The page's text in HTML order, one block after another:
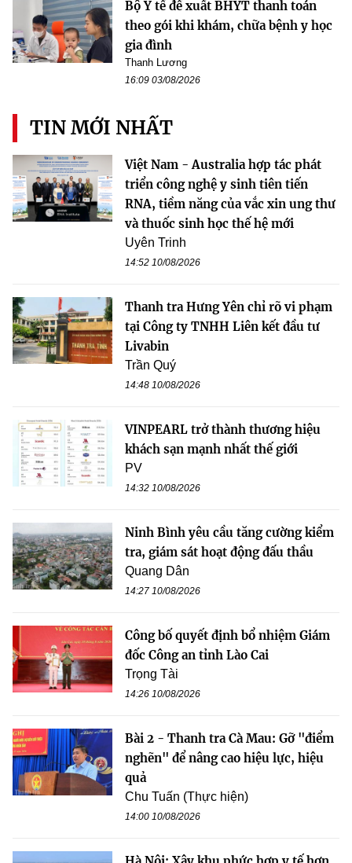
Bộ Y tế đề xuất BHYT thanh toán
theo gói khi khám, chữa bệnh y học
gia đình
Thanh Lương
16:09 03/08/2026
TIN MỚI NHẤT
Việt Nam - Australia hợp tác phát
triển công nghệ y sinh tiên tiến
RNA, tiềm năng của vắc xin ung thư
và thuốc sinh học thế hệ mới
Uyên Trinh
14:52 10/08/2026
Thanh tra Hưng Yên chỉ rõ vi phạm
tại Công ty TNHH Liên kết đầu tư
Livabin
Trần Quý
14:48 10/08/2026
VINPEARL trở thành thương hiệu
khách sạn mạnh nhất thế giới
PV
14:32 10/08/2026
Ninh Bình yêu cầu tăng cường kiểm
tra, giám sát hoạt động đấu thầu
Quang Dân
14:27 10/08/2026
Công bố quyết định bổ nhiệm Giám
đốc Công an tỉnh Lào Cai
Trọng Tài
14:26 10/08/2026
Bài 2 - Thanh tra Cà Mau: Gỡ "điểm
nghẽn" để nâng cao hiệu lực, hiệu
quả
Chu Tuấn (Thực hiện)
14:00 10/08/2026